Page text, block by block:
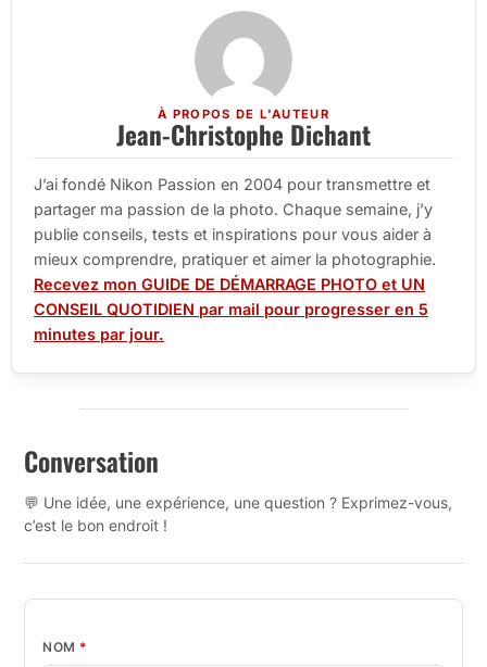
À PROPOS DE L'AUTEUR
Jean-Christophe Dichant
J’ai fondé Nikon Passion en 2004 pour transmettre et
partager ma passion de la photo. Chaque semaine, j’y
publie conseils, tests et inspirations pour vous aider à
mieux comprendre, pratiquer et aimer la photographie.
Recevez mon GUIDE DE DÉMARRAGE PHOTO et UN
CONSEIL QUOTIDIEN par mail pour progresser en 5
minutes par jour.
Conversation
💬 Une idée, une expérience, une question ? Exprimez-vous,
c’est le bon endroit !
NOM *